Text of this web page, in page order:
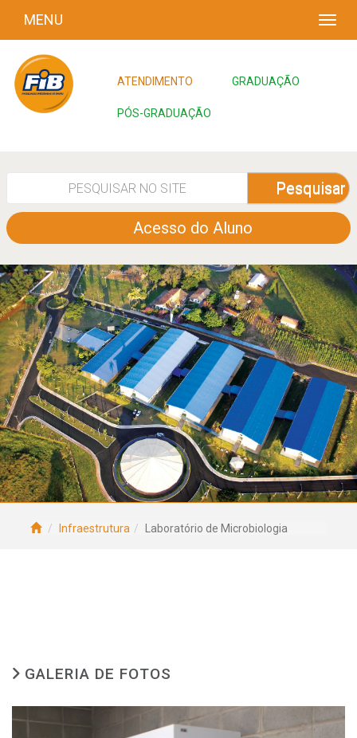
MENU
ATENDIMENTO GRADUAÇÃO
PÓS-GRADUAÇÃO
Pesquisar
Acesso do Aluno
Infraestrutura Laboratório de Microbiologia
GALERIA DE FOTOS